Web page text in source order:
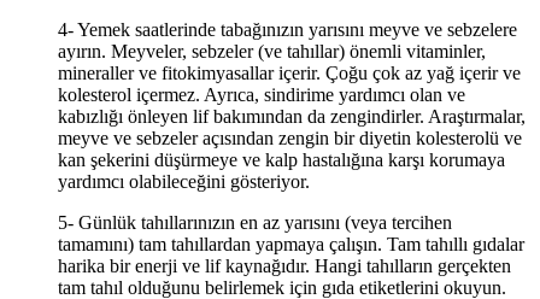
4- Yemek saatlerinde tabağınızın yarısını meyve ve sebzelere
ayırın. Meyveler, sebzeler (ve tahıllar) önemli vitaminler,
mineraller ve fitokimyasallar içerir. Çoğu çok az yağ içerir ve
kolesterol içermez. Ayrıca, sindirime yardımcı olan ve
kabızlığı önleyen lif bakımından da zengindirler. Araştırmalar,
meyve ve sebzeler açısından zengin bir diyetin kolesterolü ve
kan şekerini düşürmeye ve kalp hastalığına karşı korumaya
yardımcı olabileceğini gösteriyor.
5- Günlük tahıllarınızın en az yarısını (veya tercihen
tamamını) tam tahıllardan yapmaya çalışın. Tam tahıllı gıdalar
harika bir enerji ve lif kaynağıdır. Hangi tahılların gerçekten
tam tahıl olduğunu belirlemek için gıda etiketlerini okuyun.